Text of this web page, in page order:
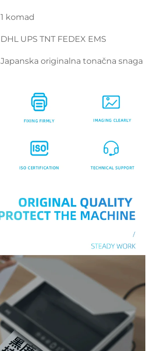
1 komad
DHL UPS TNT FEDEX EMS
Japanska originalna tonačna snaga